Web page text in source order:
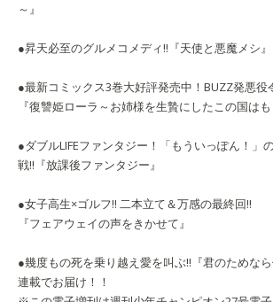
～』
●昇天必至のグルメコメディ‼ 『天使と悪魔メシ』
●最新コミックス3巻大好評発売中！BUZZ発悪役
『復讐姫ローラ～お姉様を生贄にしたこの国はも
●ダブルLIFEファンタジー！「もういっぽん！」
戦‼『放課後ファンタジー』
●女子高生×ゴルフ!! 二本立て＆万感の最終回!!
『フェアウェイの声をきかせて』
●幾度もの死を乗り越え愛を叫ぶ‼『君のためな
連載でお届け！！